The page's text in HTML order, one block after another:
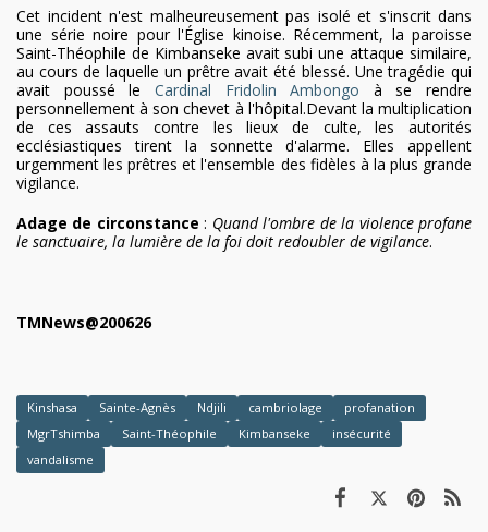
Cet incident n'est malheureusement pas isolé et s'inscrit dans
une série noire pour l'Église kinoise. Récemment, la paroisse
Saint-Théophile de Kimbanseke avait subi une attaque similaire,
au cours de laquelle un prêtre avait été blessé. Une tragédie qui
avait poussé le Cardinal Fridolin Ambongo à se rendre
personnellement à son chevet à l'hôpital.Devant la multiplication
de ces assauts contre les lieux de culte, les autorités
ecclésiastiques tirent la sonnette d'alarme. Elles appellent
urgemment les prêtres et l'ensemble des fidèles à la plus grande
vigilance.
Adage de circonstance : Quand l'ombre de la violence profane
le sanctuaire, la lumière de la foi doit redoubler de vigilance.
TMNews@200626
Kinshasa Sainte-Agnès Ndjili cambriolage
profanation
MgrTshimba
Saint-Théophile Kimbanseke
insécurité
vandalisme